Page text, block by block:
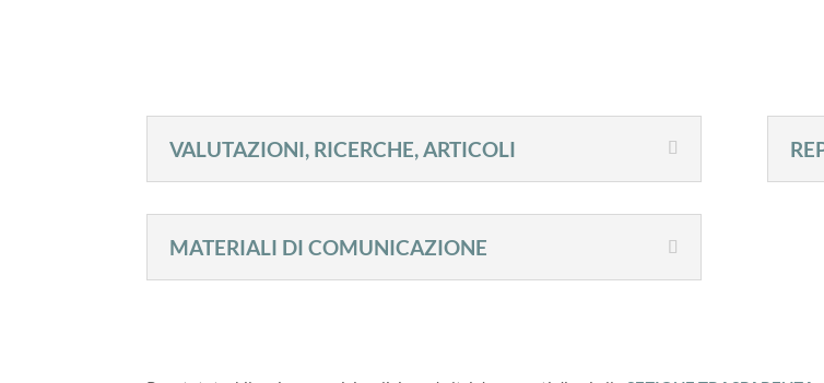
VALUTAZIONI, RICERCHE, ARTICOLI
MATERIALI DI COMUNICAZIONE